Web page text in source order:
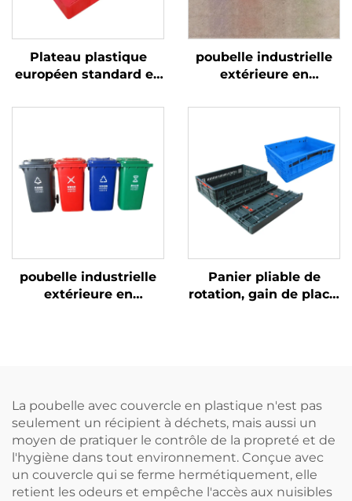
Plateau plastique
européen standard en
1210, utilisé pour le
usines de production
de bouteilles de bière.
poubelle industrielle
extérieure en
litres, corbeille à
déchets
poubelle industrielle
extérieure en
Panier pliable de
rotation, gain de place,
La poubelle avec couvercle en plastique n'est pas
seulement un récipient à déchets, mais aussi un
moyen de pratiquer le contrôle de la propreté et de
l'hygiène dans tout environnement. Conçue avec
un couvercle qui se ferme hermétiquement, elle
retient les odeurs et empêche l'accès aux nuisibles